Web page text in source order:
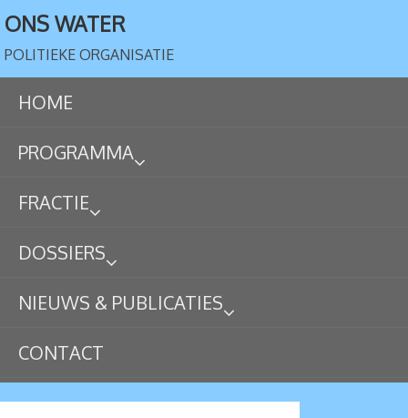
ONS WATER
POLITIEKE ORGANISATIE
HOME
PROGRAMMA
FRACTIE
DOSSIERS
NIEUWS & PUBLICATIES
CONTACT